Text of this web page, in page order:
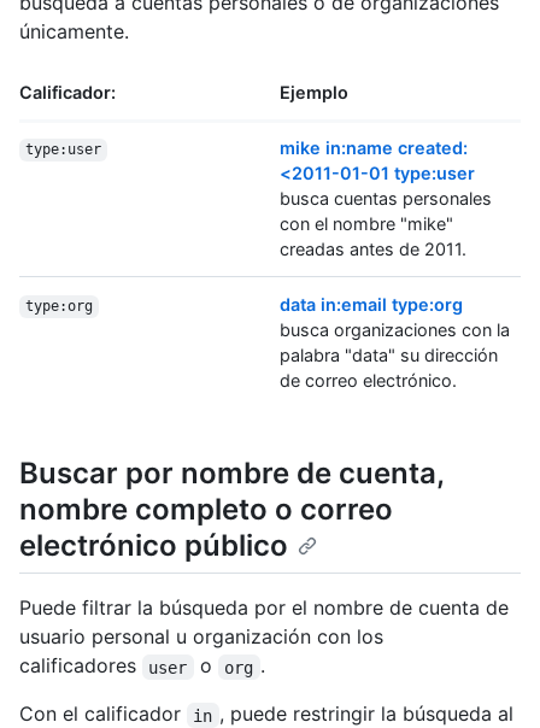
únicamente.
Calificador: Ejemplo
type:user
mike in:name created:
<2011-01-01 type:user
busca cuentas personales
con el nombre "mike"
creadas antes de 2011.
type:org
data in:email type:org
busca organizaciones con la
palabra "data" su dirección
de correo electrónico.
Buscar por nombre de cuenta,
nombre completo o correo
electrónico público
Puede filtrar la búsqueda por el nombre de cuenta de
usuario personal u organización con los
calificadores
user o org .
Con el calificador
in , puede restringir la búsqueda al